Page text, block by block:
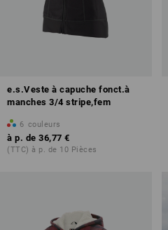
e.s.Veste à capuche fonct.à
manches 3/4 stripe,fem
6 couleurs
à p. de 36,77 €
(TTC) à p. de 10 Pièces